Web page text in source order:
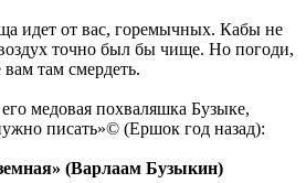
идет от вас, горемычных. Кабы не
точно был бы чище. Но погоди,
там смердеть.
медовая похваляшка Бузыке,
писать»© (Ершок год назад):
(Варлаам Бузыкин)